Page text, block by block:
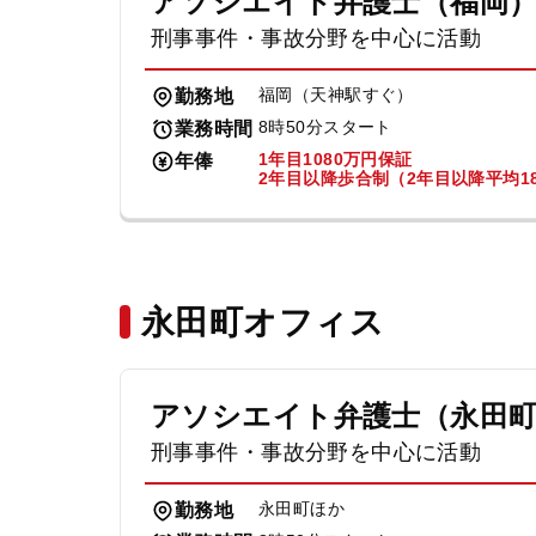
刑事事件・事故分野を中心に活動
勤務地 福岡（天神駅すぐ）
業務時間 8時50分スタート
年俸
1年目1080万円保証
2年目以降歩合制（2年目以降平均
永田町オフィス
アソシエイト弁護士（永田町
刑事事件・事故分野を中心に活動
勤務地 永田町ほか